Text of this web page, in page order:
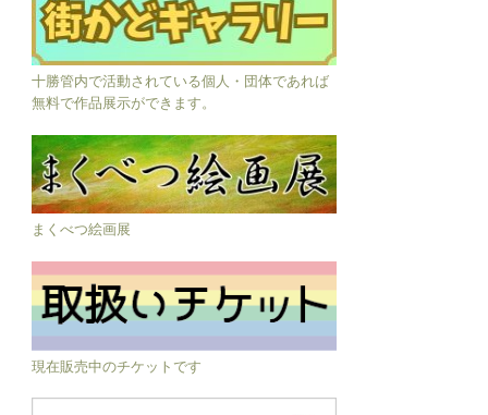
十勝管内で活動されている個人・団体であれば
無料で作品展示ができます。
まくべつ絵画展
現在販売中のチケットです